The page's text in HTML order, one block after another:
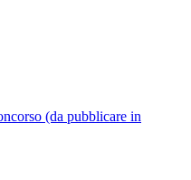
(da pubblicare in